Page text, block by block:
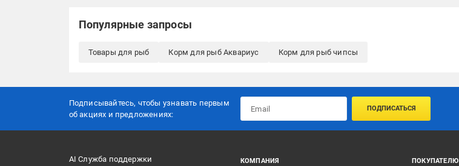
Популярные запросы
Товары для рыб Корм для рыб Аквариус Корм для рыб чипсы
Подписывайтесь, чтобы узнавать первым
об акцияx и предложениях:
ПОДПИСАТЬСЯ
AI Служба поддержки КОМПАНИЯ ПОКУПАТЕЛЮ